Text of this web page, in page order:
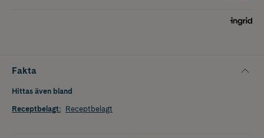
Fakta
Hittas även bland
Receptbelagt: Receptbelagt